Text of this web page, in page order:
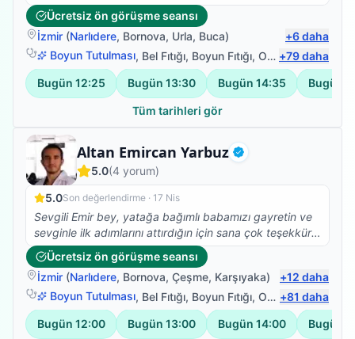
beyle başladık çok olumlu ve güzel sonuçlar aldık,
şükürler olsun ki yatalak olan babam bugün ilk defa
kendi başına ayağa kalkabildi, çok mutluyum, talha
bey gerçekten de alanında çok iyi ve işini severek
yapıyor, ayrıyetten de çok mütevazi ve güler yüzlü
olması ayrı bir güzel. Tedavimiz şuanda da devam
ediyor, Buradan talha beye sonsuz teşekkürlerimi
iletiyorum, RABBİM her daim sizinle olsun.
Ücretsiz ön görüşme seansı
İzmir (Narlıdere, Bornova, Urla, Buca) +6daha
Boyun Tutulması, Bel Fıtığı, Boyun Fıtığı, Omuz Bağ Yaralanması +79daha
Bugün 12:25 Bugün 13:30 Bugün 14:35 Bugün
Tüm tarihleri gör
Altan Emircan Yarbuz Doğrulanmış
Fizyoterapist
5.0(4 yorum)
5.0Son değerlendirme · 17 Nis
Sevgili Emir bey, yatağa bağımlı babamızı gayretin ve
sevginle ilk adımlarını attırdığın için sana çok teşekkür
ederiz. Yolun açık olsun...
Ücretsiz ön görüşme seansı
İzmir (Narlıdere, Bornova, Çeşme, Karşıyaka) +12 daha
Boyun Tutulması, Bel Fıtığı, Boyun Fıtığı, Omuz Bağ Yaralanması +81 daha
Bugün 12:00 Bugün 13:00 Bugün 14:00 Bugün